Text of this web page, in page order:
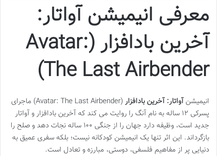
معرفی انیمیشن آواتار:
آخرین بادافزار (Avatar:
The Last Airbender)
انیمیشنآواتار: آخرین بادافزار
(Avatar: The Last Airbender) ماجرای
پسرکی ۱۲ ساله به نام آنگ را روایت می کند که آخرین بادافزار و آواتار
جدید است، وظیفه دارد جهان را از جنگی ۱۰۰ ساله نجات دهد و صلح را
بازگرداند. این اثر تنها یک انیمیشن کودکانه نیست؛ بلکه سفری عمیق به
دنیایی پر از مفاهیم فلسفی، دوستی، مبارزه و تعادل است.